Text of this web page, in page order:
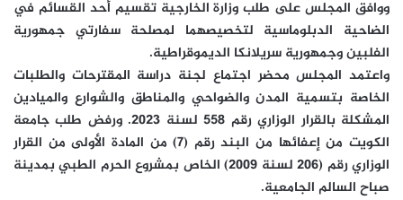
ووافق المجلس على طلب وزارة الخارجية تقسيم أحد القسائم في
الضاحية الدبلوماسية لتخصيصهما لمصلحة سفارتي جمهورية
الفلبين وجمهورية سريلانكا الديموقراطية.
واعتمد المجلس محضر اجتماع لجنة دراسة المقترحات والطلبات
الخاصة بتسمية المدن والضواحي والمناطق والشوارع والميادين
المشكلة بالقرار الوزاري رقم 558 لسنة 2023. ورفض طلب جامعة
الكويت من إعفائها من البند رقم (7) من المادة الأولى من القرار
الوزاري رقم (206 لسنة 2009) الخاص بمشروع الحرم الطبي بمدينة
صباح السالم الجامعية.